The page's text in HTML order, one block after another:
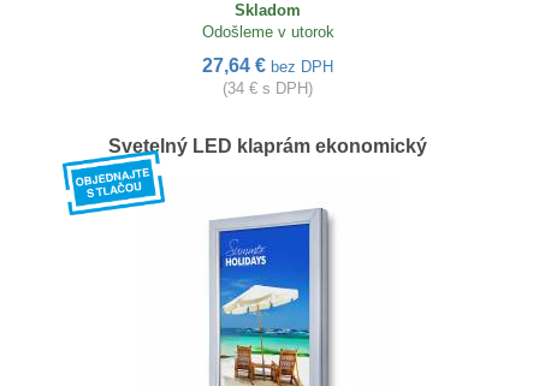
Skladom
Odošleme v utorok
27,64 € bez DPH
(34 € s DPH)
Svetelný LED klaprám ekonomický